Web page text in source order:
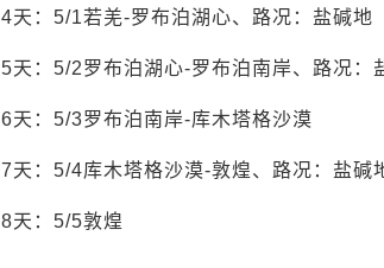
天：5/1若羌-罗布泊湖心、路况：盐碱地
天：5/2罗布泊湖心-罗布泊南岸、路况：
天：5/3罗布泊南岸-库木塔格沙漠
天：5/4库木塔格沙漠-敦煌、路况：盐碱
天：5/5敦煌